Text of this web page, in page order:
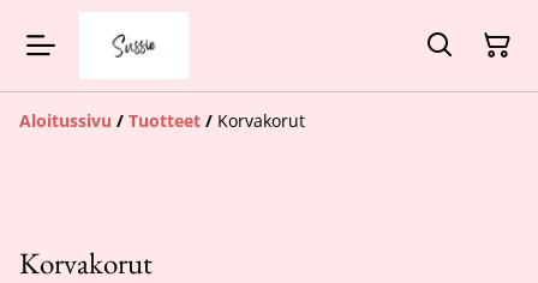
Aloitussivu / Tuotteet / Korvakorut
Korvakorut